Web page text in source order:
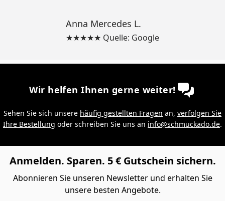
Anna Mercedes L.
★★★★★ Quelle: Google
Wir helfen Ihnen gerne weiter!
Sehen Sie sich unsere häufig gestellten Fragen an, verfolgen Sie
Ihre Bestellung oder schreiben Sie uns an info@schmuckado.de.
Anmelden. Sparen. 5 € Gutschein sichern.
Abonnieren Sie unseren Newsletter und erhalten Sie
unsere besten Angebote.